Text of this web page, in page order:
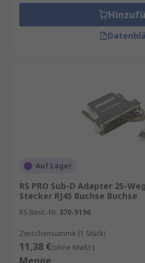
Branche sind Sub-D Adapter
unterschiedliche
miteinander zu verbinden.
Industrielle Automation
Produktionsumgebungen
verwendet, um
mit Maschinen zu verbinden.
Umgebungsbedingungen.
Telekommunikation: Sub-D
Verbindungskabeln und
Dies gewährleistet eine
Auf Lager
RS PRO Sub-D Adapter 25-
Stecker RJ45 Buchse Buchse
RS Best.-Nr. 370-5196
Zwischensumme (1 Stück)
11,38 €(ohne MwSt.)